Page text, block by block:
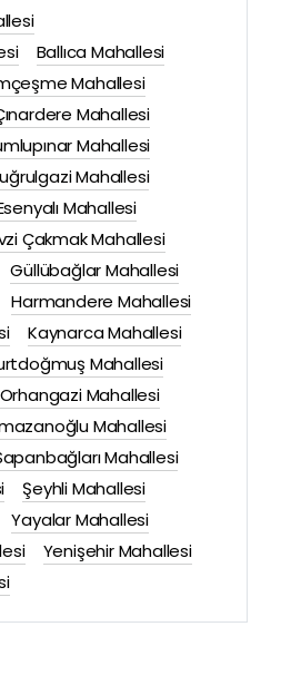
Ballıca Mahallesi
Mahallesi
Mahallesi
Mahallesi
Mahallesi
Mahallesi
Çakmak Mahallesi
Güllübağlar Mahallesi
Harmandere Mahallesi
Kaynarca Mahallesi
Mahallesi
Orhangazi Mahallesi
Mahallesi
Mahallesi
Şeyhli Mahallesi
Yayalar Mahallesi
Yenişehir Mahallesi